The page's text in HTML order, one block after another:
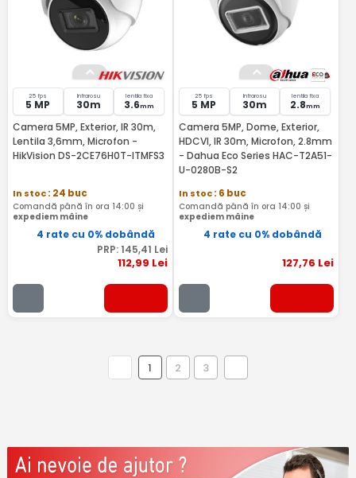
25 fps
5 MP
Infrarosu
30m
lentila fixa
3.6mm
Camera 5MP, Exterior, IR 30m,
Lentila 3,6mm, Microfon -
HikVision DS-2CE76H0T-ITMFS3
In stoc: 24 buc
Comandă până în ora 14:00 și
expediem mâine
4 rate cu 0% dobândă
PRP: 145,41 Lei
112,99 Lei
25 fps
5 MP
Infrarosu
30m
lentila fixa
2.8mm
Camera 5MP, Dome, Exterior,
HDCVI, IR 30m, Microfon, 2.8mm
- Dahua Eco Series HAC-T2A51-
U-0280B-S2
In stoc: 6 buc
Comandă până în ora 14:00 și
expediem mâine
4 rate cu 0% dobândă
127,76 Lei
1 2 3